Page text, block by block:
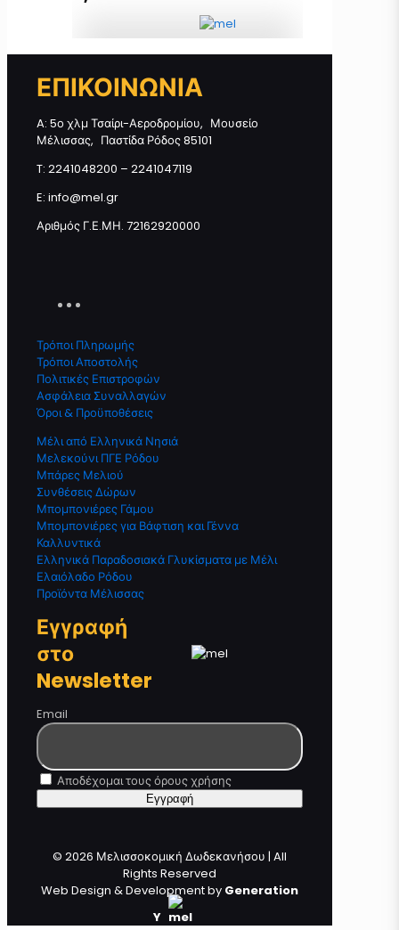
Δώρο DIPPER ποσότητα
ΕΠΙΚΟΙΝΩΝΙΑ
A: 5ο χλμ Τσαίρι-Αεροδρομίου, Μουσείο
Μέλισσας, Παστίδα Ρόδος 85101
T: 2241048200 – 2241047119
E: info@mel.gr
Αριθμός Γ.Ε.ΜΗ. 72162920000
Τρόποι Πληρωμής
Τρόποι Αποστολής
Πολιτικές Επιστροφών
Ασφάλεια Συναλλαγών
Όροι & Προϋποθέσεις
Μέλι από Ελληνικά Νησιά
Μελεκούνι ΠΓΕ Ρόδου
Μπάρες Μελιού
Συνθέσεις Δώρων
Μπομπονιέρες Γάμου
Μπομπονιέρες για Βάφτιση και Γέννα
Καλλυντικά
Ελληνικά Παραδοσιακά Γλυκίσματα με Μέλι
Ελαιόλαδο Ρόδου
Προϊόντα Μέλισσας
Εγγραφή
στο
Newsletter
Email
Αποδέχομαι τους όρους χρήσης
© 2026 Μελισσοκομική Δωδεκανήσου | All
Rights Reserved
Web Design & Development by Generation
Y